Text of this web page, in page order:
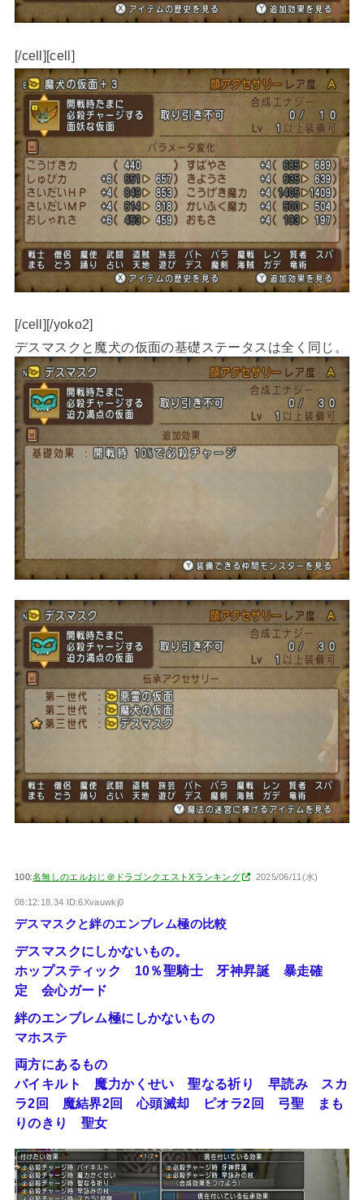
[/cell][cell]
[/cell][/yoko2]
デスマスクと魔犬の仮面の基礎ステータスは全く同じ。
100:名無しのエルおじ＠ドラゴンクエストXランキング 2025/06/11(水)
08:12:18.34 ID:6Xvauwkj0
デスマスクと絆のエンブレム極の比較
デスマスクにしかないもの。
ホップスティック 10％聖騎士 牙神昇誕 暴走確
定 会心ガード
絆のエンブレム極にしかないもの
マホステ
両方にあるもの
バイキルト 魔力かくせい 聖なる祈り 早読み スカ
ラ2回 魔結界2回 心頭滅却 ピオラ2回 弓聖 まも
りのきり 聖女